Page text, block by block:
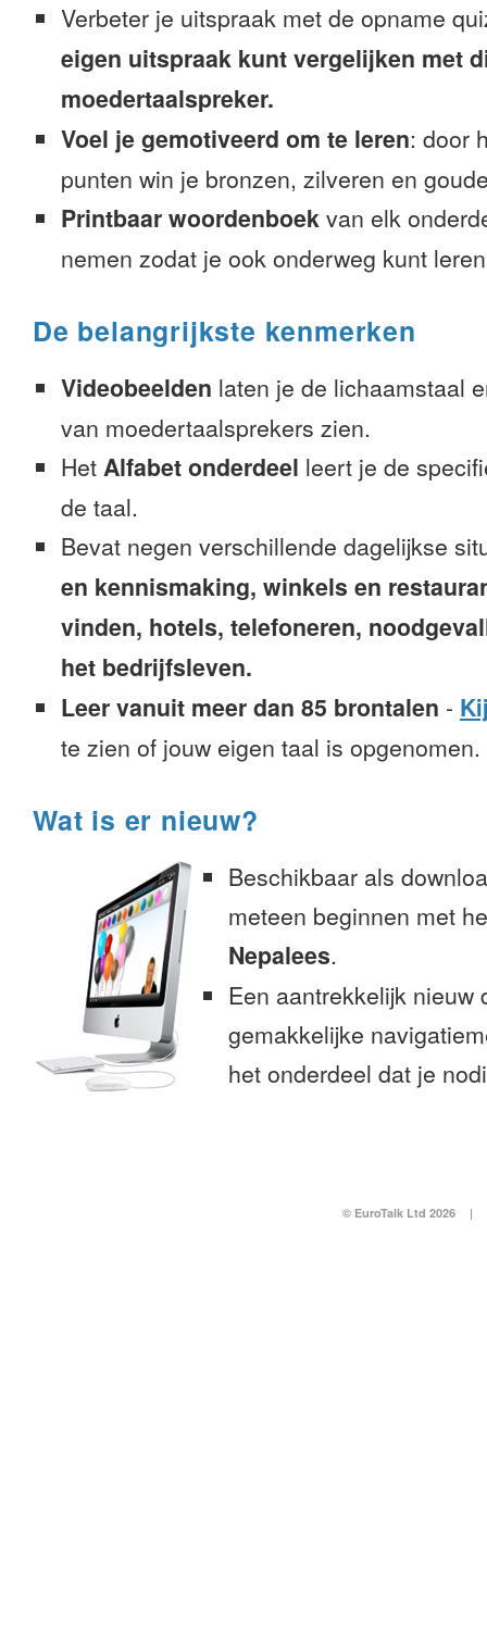
Verbeter je uitspraak met de opname
eigen uitspraak kunt vergelijken met
moedertaalspreker.
Voel je gemotiveerd om te leren: door
punten win je bronzen, zilveren en
Printbaar woordenboek van elk
nemen zodat je ook onderweg kunt
De belangrijkste kenmerken
Videobeelden laten je de lichaamstaal
van moedertaalsprekers zien.
Het Alfabet onderdeel leert je de
de taal.
Bevat negen verschillende dagelijkse
en kennismaking, winkels en
vinden, hotels, telefoneren,
het bedrijfsleven.
Leer vanuit meer dan 85 brontalen -
te zien of jouw eigen taal is opgenomen.
Wat is er nieuw?
Beschikbaar als
meteen beginnen met
Nepalees.
Een aantrekkelijk nieuw
gemakkelijke
het onderdeel dat je
© EuroTalk Ltd 2026 |